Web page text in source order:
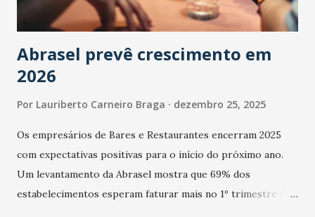
Abrasel prevê crescimento em
2026
Por Lauriberto Carneiro Braga dezembro 25, 2025
Os empresários de Bares e Restaurantes encerram 2025
com expectativas positivas para o início do próximo ano.
Um levantamento da Abrasel mostra que 69% dos
estabelecimentos esperam faturar mais no 1º trimestre de